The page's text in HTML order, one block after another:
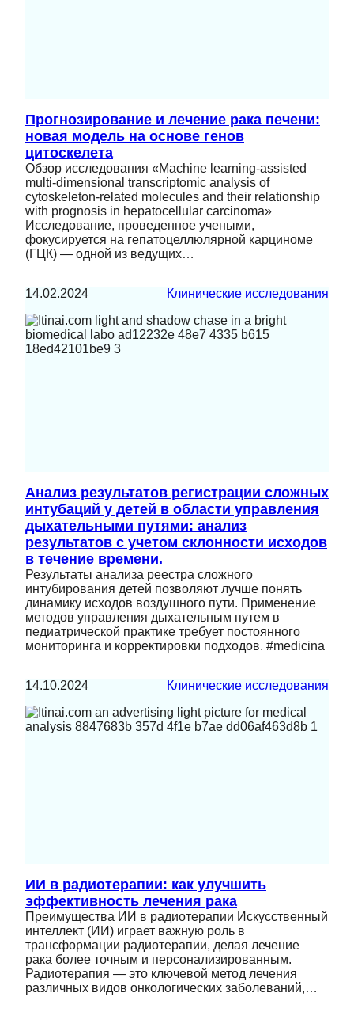
Прогнозирование и лечение рака печени:
новая модель на основе генов
цитоскелета
Обзор исследования «Machine learning-assisted
multi-dimensional transcriptomic analysis of
cytoskeleton-related molecules and their relationship
with prognosis in hepatocellular carcinoma»
Исследование, проведенное учеными,
фокусируется на гепатоцеллюлярной карциноме
(ГЦК) — одной из ведущих…
14.02.2024 Клинические исследования
Анализ результатов регистрации сложных
интубаций у детей в области управления
дыхательными путями: анализ
результатов с учетом склонности исходов
в течение времени.
Результаты анализа реестра сложного
интубирования детей позволяют лучше понять
динамику исходов воздушного пути. Применение
методов управления дыхательным путем в
педиатрической практике требует постоянного
мониторинга и корректировки подходов. #medicina
14.10.2024 Клинические исследования
ИИ в радиотерапии: как улучшить
эффективность лечения рака
Преимущества ИИ в радиотерапии Искусственный
интеллект (ИИ) играет важную роль в
трансформации радиотерапии, делая лечение
рака более точным и персонализированным.
Радиотерапия — это ключевой метод лечения
различных видов онкологических заболеваний,…